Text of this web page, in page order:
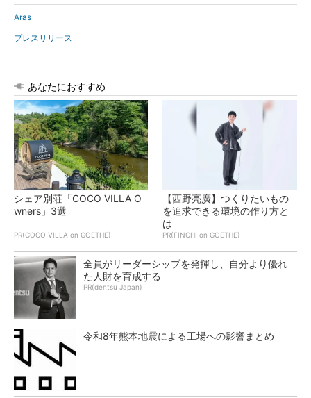
Aras
プレスリリース
あなたにおすすめ
シェア別荘「COCO VILLA O
wners」3選
PR(COCO VILLA on GOETHE)
【西野亮廣】つくりたいもの
を追求できる環境の作り方と
は
PR(FINCHI on GOETHE)
全員がリーダーシップを発揮し、自分より優れ
た人財を育成する
PR(dentsu Japan)
令和8年熊本地震による工場への影響まとめ